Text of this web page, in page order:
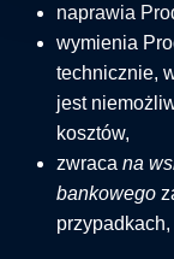
naprawia
wymienia
technicznie,
jest
kosztów,
zwraca na
bankowego